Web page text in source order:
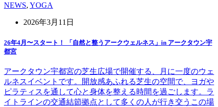
NEWS, YOGA
2026年3月11日
26年4月〜スタート！ 「自然と整うアークウェルネス」in アークタウン宇
都宮
アークタウン宇都宮の芝生広場で開催する、月に一度のウェ
ルネスイベントです。開放感あふれる芝生の空間で、ヨガや
ピラティスを通して心と身体を整える時間を過ごします。ラ
イトラインの交通結節拠点として多くの人が行き交うこの場